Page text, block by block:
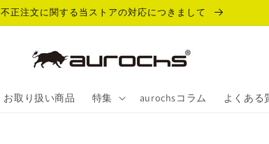
不正注文に関する当ストアの対応につきまして
お取り扱い商品 特集 aurochsコラム よくある